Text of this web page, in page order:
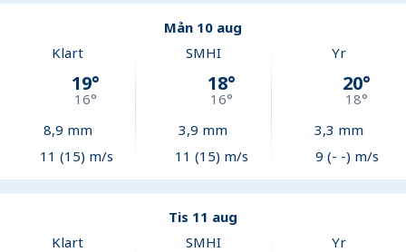
Mån 10 aug
Klart
19°
16°
8,9 mm
11 (15) m/s
SMHI
18°
16°
3,9 mm
11 (15) m/s
Yr
20°
18°
3,3 mm
9 (- -) m/s
Tis 11 aug
Klart
SMHI Yr